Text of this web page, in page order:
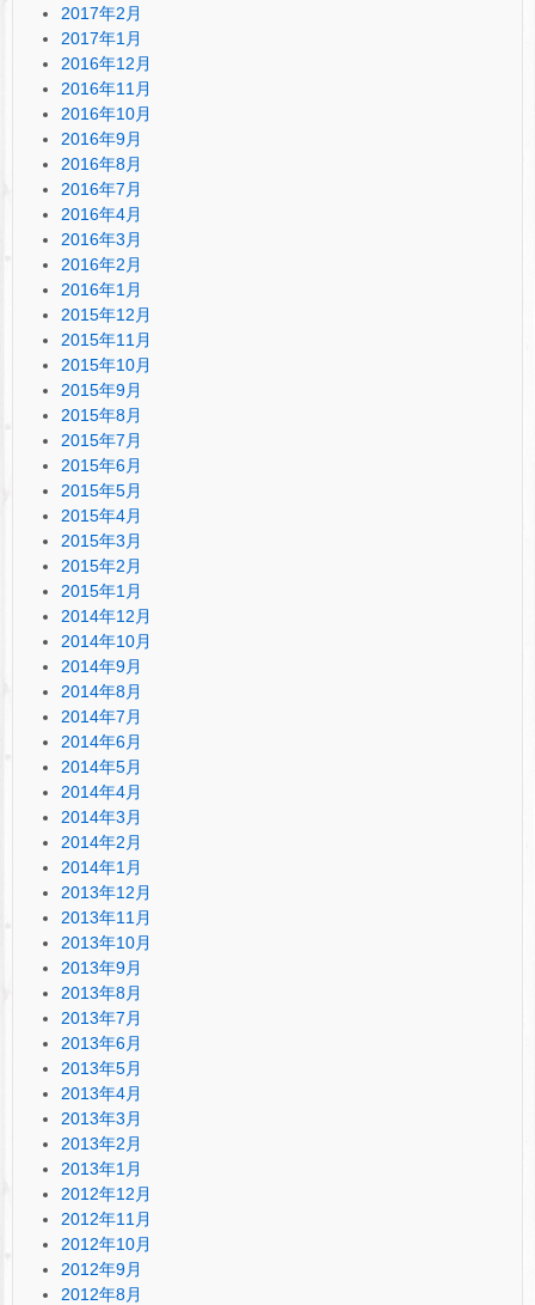
2017年2月
2017年1月
2016年12月
2016年11月
2016年10月
2016年9月
2016年8月
2016年7月
2016年4月
2016年3月
2016年2月
2016年1月
2015年12月
2015年11月
2015年10月
2015年9月
2015年8月
2015年7月
2015年6月
2015年5月
2015年4月
2015年3月
2015年2月
2015年1月
2014年12月
2014年10月
2014年9月
2014年8月
2014年7月
2014年6月
2014年5月
2014年4月
2014年3月
2014年2月
2014年1月
2013年12月
2013年11月
2013年10月
2013年9月
2013年8月
2013年7月
2013年6月
2013年5月
2013年4月
2013年3月
2013年2月
2013年1月
2012年12月
2012年11月
2012年10月
2012年9月
2012年8月